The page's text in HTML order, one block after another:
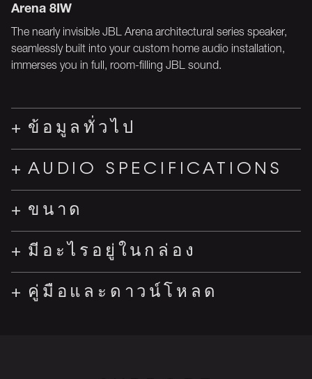
Arena 8IW
The nearly invisible JBL Arena architectural series speaker,
seamlessly built into your custom home audio installation,
immerses you in full, room-filling JBL sound.
ข้อมูลทั่วไป
AUDIO SPECIFICATIONS
ขนาด
มีอะไรอยู่ในกล่อง
คู่มือและดาวน์โหลด